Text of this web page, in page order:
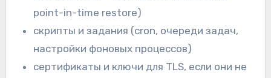
point-in-time restore)
скрипты и задания (cron, очереди задач,
настройки фоновых процессов)
сертификаты и ключи для TLS, если они не